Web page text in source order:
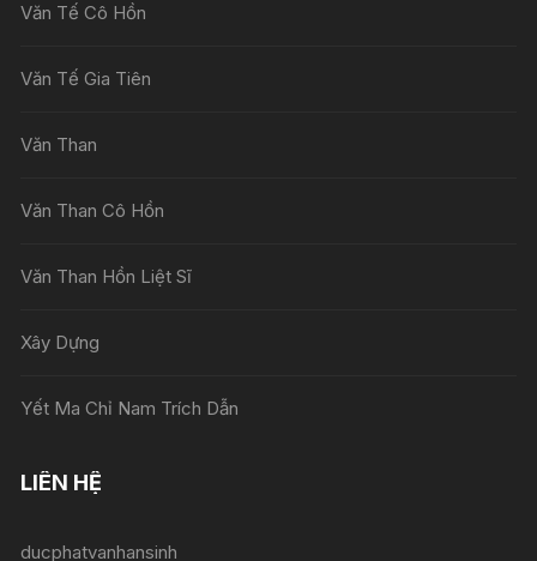
Văn Tế Cô Hồn
Văn Tế Gia Tiên
Văn Than
Văn Than Cô Hồn
Văn Than Hồn Liệt Sĩ
Xây Dựng
Yết Ma Chỉ Nam Trích Dẫn
LIÊN HỆ
ducphatvanhansinh